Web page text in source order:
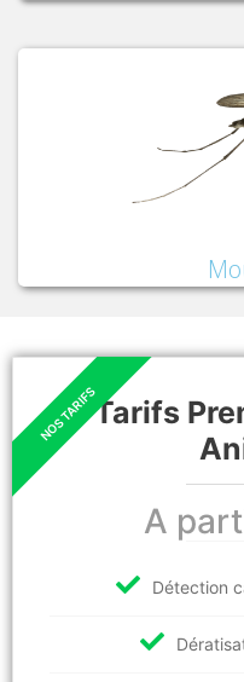
Tarifs
A
Détection